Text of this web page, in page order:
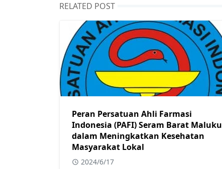
RELATED POST
Peran Persatuan Ahli Farmasi
Indonesia (PAFI) Seram Barat Maluku
dalam Meningkatkan Kesehatan
Masyarakat Lokal
2024/6/17